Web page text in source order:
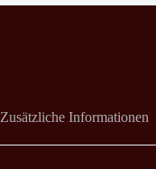
Zusätzliche Informationen